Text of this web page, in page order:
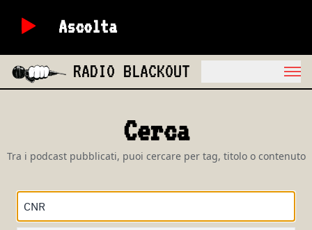
Ascolta
RADIO BLACKOUT
Cerca
Tra i podcast pubblicati, puoi cercare per tag, titolo o contenuto